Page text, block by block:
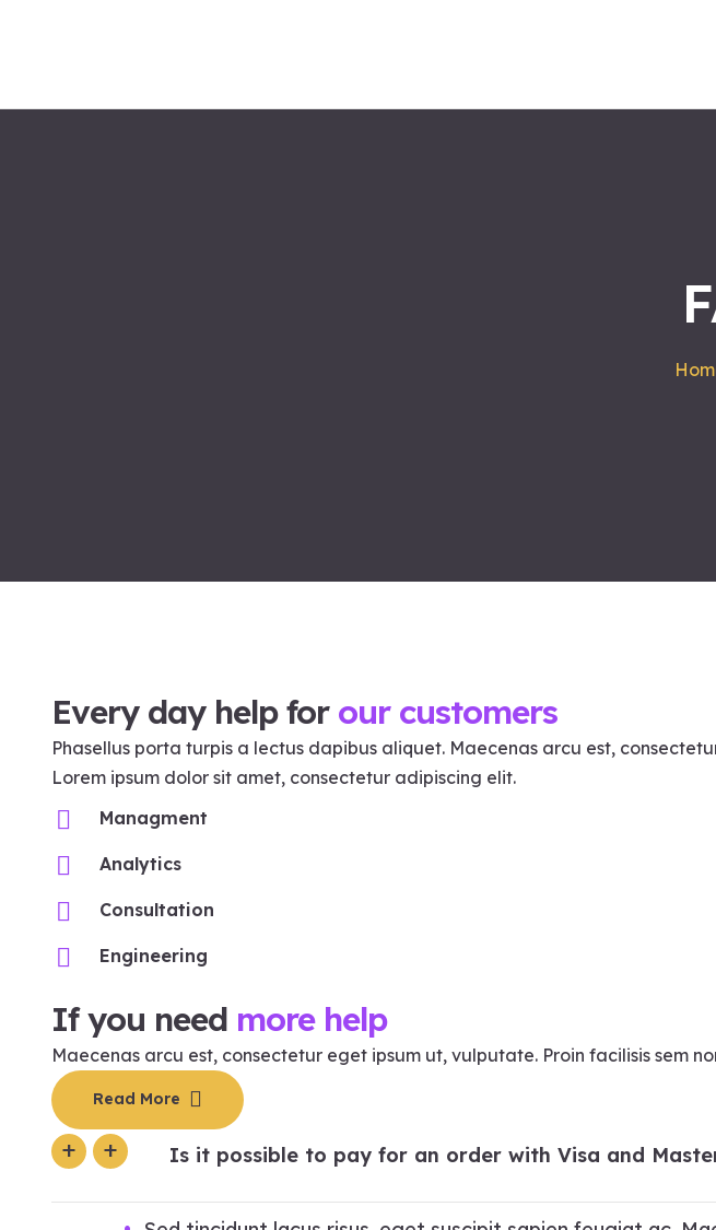
Every day help for our customers
Phasellus porta turpis a lectus dapibus aliquet. Maecenas arcu est,
Lorem ipsum dolor sit amet, consectetur adipiscing elit.
Managment
Analytics
Consultation
Engineering
If you need more help
Maecenas arcu est, consectetur eget ipsum ut, vulputate. Proin facilisis sem
Read More
Is it possible to pay for an order with Visa and